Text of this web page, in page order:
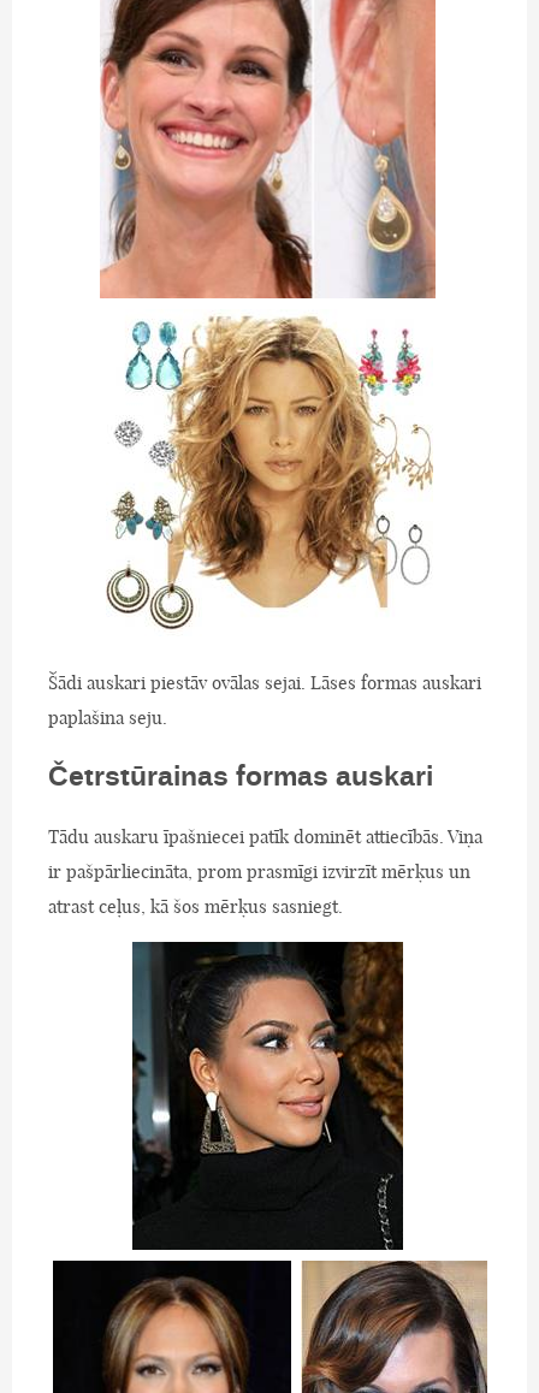
Šādi auskari piestāv ovālas sejai. Lāses formas auskari
paplašina seju.
Četrstūrainas formas auskari
Tādu auskaru īpašniecei patīk dominēt attiecībās. Viņa
ir pašpārliecināta, prom prasmīgi izvirzīt mērķus un
atrast ceļus, kā šos mērķus sasniegt.